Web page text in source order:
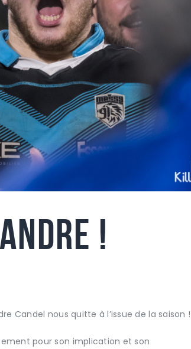
Contact
!
Candel nous quitte à l’issue de la saison !
pour son implication et son